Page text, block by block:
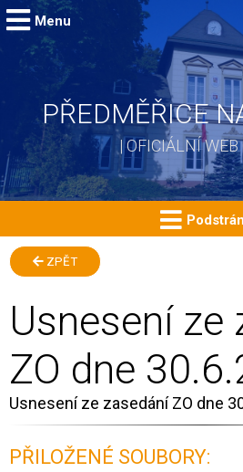
Menu
PŘEDMĚŘICE
| OFICIÁLNÍ WEB
ZPĚT
Usnesení ze
ZO dne
Usnesení ze zasedání ZO dne
PŘILOŽENÉ SOUBORY: